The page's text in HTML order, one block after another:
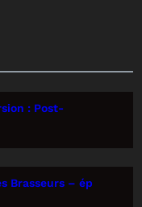
: Post-
Brasseurs – ép